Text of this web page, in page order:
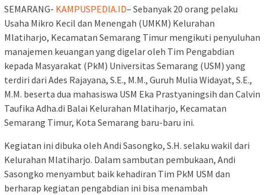
SEMARANG- KAMPUSPEDIA.ID– Sebanyak 20 orang pelaku
Usaha Mikro Kecil dan Menengah (UMKM) Kelurahan
Mlatiharjo, Kecamatan Semarang Timur mengikuti penyuluhan
manajemen keuangan yang digelar oleh Tim Pengabdian
kepada Masyarakat (PkM) Universitas Semarang (USM) yang
terdiri dari Ades Rajayana, S.E., M.M., Guruh Mulia Widayat, S.E.,
M.M. beserta dua mahasiswa USM Eka Prastyaningsih dan Calvin
Taufika Adha.di Balai Kelurahan Mlatiharjo, Kecamatan
Semarang Timur, Kota Semarang baru-baru ini.
Kegiatan ini dibuka oleh Andi Sasongko, S.H. selaku wakil dari
Kelurahan Mlatiharjo. Dalam sambutan pembukaan, Andi
Sasongko menyambut baik kehadiran Tim PkM USM dan
berharap kegiatan pengabdian ini bisa menambah